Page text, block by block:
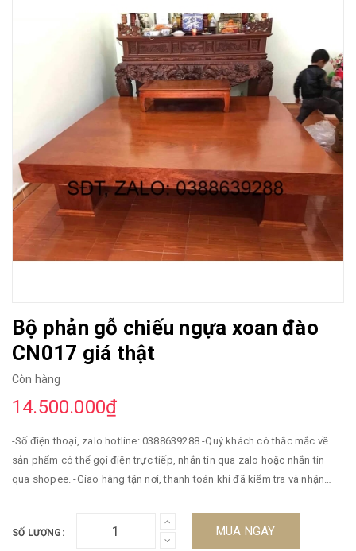
Bộ phản gỗ chiếu ngựa xoan đào
CN017 giá thật
Còn hàng
14.500.000₫
-Số điện thoại, zalo hotline: 0388639288 -Quý khách có thắc mắc về
sản phẩm có thể gọi điện trực tiếp, nhắn tin qua zalo hoặc nhắn tin
qua shopee. -Giao hàng tận nơi, thanh toán khi đã kiểm tra và nhận
SỐ LƯỢNG: MUA NGAY